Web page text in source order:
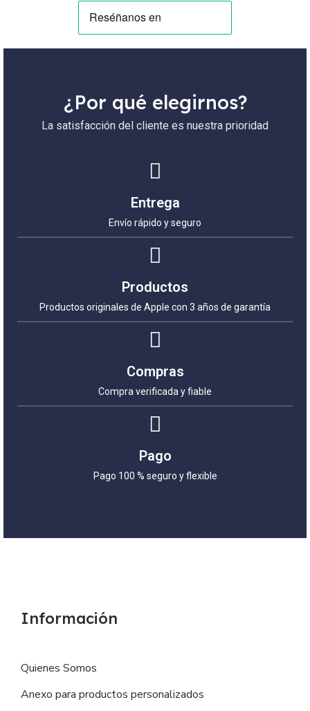
¿Por qué elegirnos?
La satisfacción del cliente es nuestra prioridad
Entrega
Envío rápido y seguro
Productos
Productos originales de Apple con 3 años de garantía
Compras
Compra verificada y fiable
Pago
Pago 100 % seguro y flexible
Información
Quienes Somos
Anexo para productos personalizados